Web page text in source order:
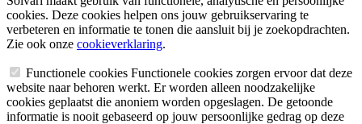
cookies. Deze cookies helpen ons jouw gebruikservaring te
verbeteren en informatie te tonen die aansluit bij je zoekopdrachten.
Zie ook onze cookieverklaring.
Functionele cookies Functionele cookies zorgen ervoor dat deze
website naar behoren werkt. Er worden alleen noodzakelijke
cookies geplaatst die anoniem worden opgeslagen. De getoonde
informatie is nooit gebaseerd op jouw persoonlijke gedrag op deze